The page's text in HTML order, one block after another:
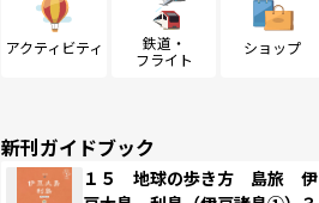
アクティビティ
鉄道・
フライト
ショップ
新刊ガイドブック
１５ 地球の歩き方 島旅 伊